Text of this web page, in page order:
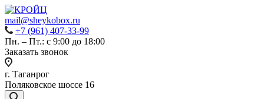
mail@sheykobox.ru
+7 (961) 407-33-99
Пн. – Пт.: с 9:00 до 18:00
Заказать звонок
г. Таганрог
Поляковское шоссе 16